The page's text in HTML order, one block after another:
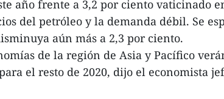
año frente a 3,2 por ciento vaticinado
del petróleo y la demanda débil. Se
aún más a 2,3 por ciento.
de la región de Asia y Pacífico
el resto de 2020, dijo el economista